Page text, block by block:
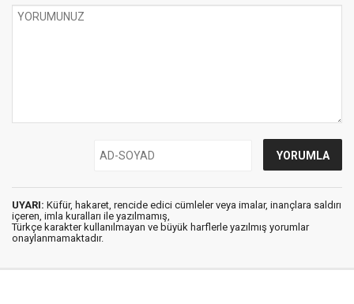
UYARI: Küfür, hakaret, rencide edici cümleler veya imalar, inançlara saldırı
içeren, imla kuralları ile yazılmamış,
Türkçe karakter kullanılmayan ve büyük harflerle yazılmış yorumlar
onaylanmamaktadır.